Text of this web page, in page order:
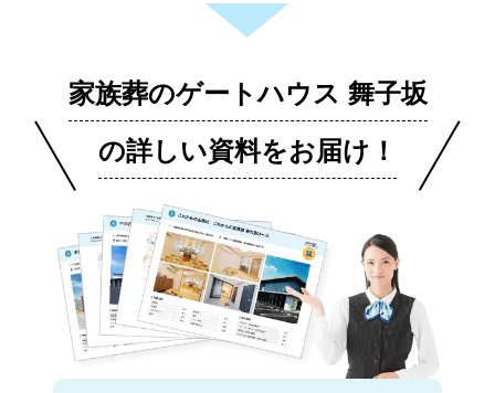
家族葬のゲートハウス 舞子坂
の詳しい資料をお届け！